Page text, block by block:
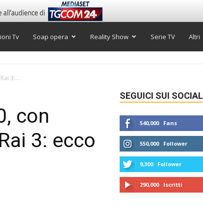
Tv Soap opera Reality Show Serie TV Altri
3:...
con
3: ecco
SEGUICI SUI SOCIAL
540,000 Fans
550,000 Follower
9,300 Follower
290,000 Iscritti